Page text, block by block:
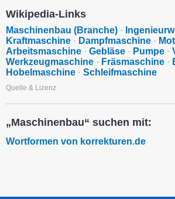
Wikipedia-Links
Maschinenbau (Branche) ·
Kraftmaschine · Dampfmaschine ·
Arbeitsmaschine · Gebläse · Pumpe ·
Werkzeugmaschine · Fräsmaschine ·
Hobelmaschine · Schleifmaschine
Quelle & Lizenz
„Maschinenbau“ suchen mit:
Wortformen von korrekturen.de